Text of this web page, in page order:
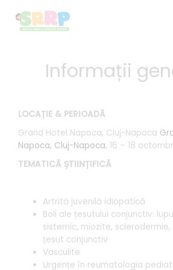
content
Informații
LOCAȚIE & PERIOADĂ
Grand Hotel Napoca, Cluj-Napoca
Napoca, Cluj-Napoca, 16 – 18
TEMATICĂ ȘTIINȚIFICĂ
Artrită juvenilă idiopatică
Boli ale țesutului conjunctiv:
sistemic, miozite,
țesut conjunctiv
Vasculite
Urgențe în reumatologia